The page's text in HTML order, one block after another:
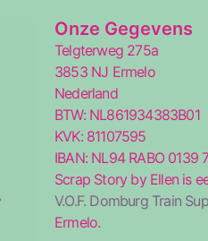
Onze Gegevens
Telgterweg 275a
3853 NJ Ermelo
Nederland
BTW: NL861934383B01
KVK: 81107595
IBAN: NL94 RABO 0139
Scrap Story by Ellen is
V.O.F. Domburg Train
Ermelo.